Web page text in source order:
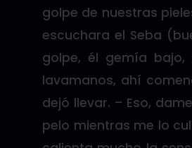
golpe de nuestras
escuchara el Seba
golpe, él gemía
lavamanos, ahí
dejó llevar. – Eso,
pelo mientras me lo